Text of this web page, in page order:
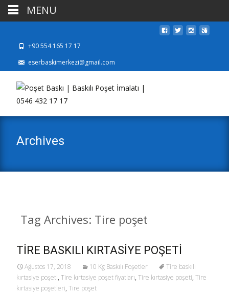
+90 554 165 17 17
eserbaskimerkezi@gmail.com
Archives
Tag Archives: Tire poşet
TİRE BASKILI KIRTASİYE POŞETİ
Ağustos 17, 2018 10 Kg Baskılı Poşetler
Tire baskılı
kırtasiye poşeti, Tire kırtasiye poşet fiyatları, Tire kırtasiye poşeti, Tire
kırtasiye poşetleri, Tire poşet
MENU